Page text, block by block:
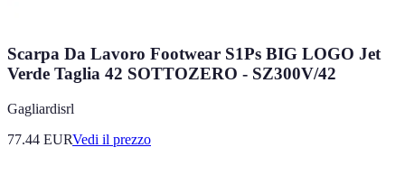
Scarpa Da Lavoro Footwear S1Ps BIG LOGO Jet
Verde Taglia 42 SOTTOZERO - SZ300V/42
Gagliardisrl
77.44 EURVedi il prezzo